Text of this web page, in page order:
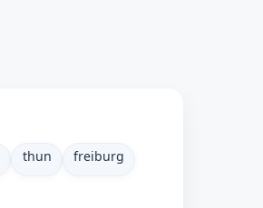
thun
freiburg